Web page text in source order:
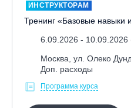
ИНСТРУКТОРАМ
Тренинг «Базовые навыки
6.09.2026 - 10.09.2026
Москва, ул. Олеко
Доп. расходы
Программа курса